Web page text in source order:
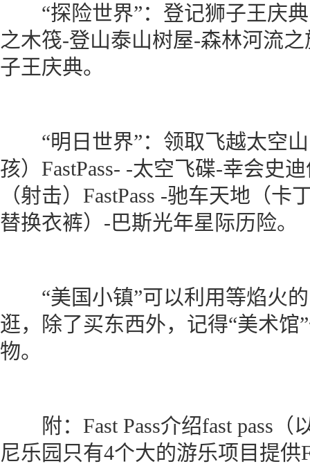
“探险世界”：登记狮子王庆典
之木筏-登山泰山树屋-森林河流
子王庆典。
“明日世界”：领取飞越太空山
孩）FastPass- -太空飞碟-幸会史
（射击）FastPass -驰车天地（
替换衣裤）-巴斯光年星际历险。
“美国小镇”可以利用等焰火的
逛，除了买东西外，记得“美术
物。
附：Fast Pass介绍fast pass（
尼乐园只有4个大的游乐项目提